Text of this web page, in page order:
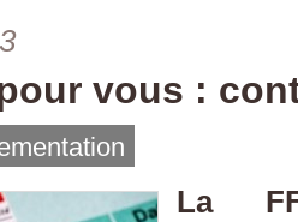
vous :
La